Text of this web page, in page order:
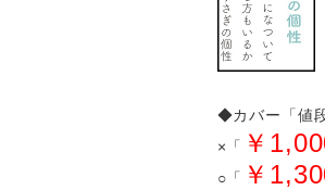
◆カバー「値
×「 ￥
○「 ￥